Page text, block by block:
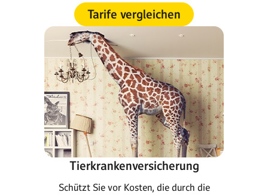
Tarife vergleichen
Tierkrankenversicherung
Schützt Sie vor Kosten, die durch die